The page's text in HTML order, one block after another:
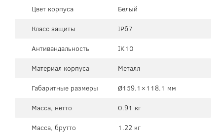
Цвет корпуса
Белый
Класс защиты
IP67
Антивандальность
IK10
Материал корпуса
Металл
Габаритные размеры
Ø159.1×118.1 мм
Масса, нетто
0.91 кг
Масса, брутто
1.22 кг